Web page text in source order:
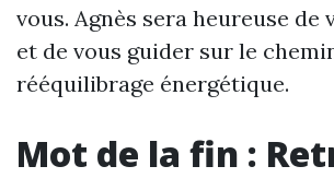
vous. Agnès sera heureuse de
et de vous guider sur le
rééquilibrage énergétique.
Mot de la fin :